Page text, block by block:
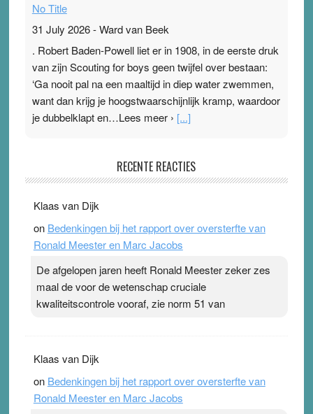
No Title
31 July 2026-Ward van Beek
. Robert Baden-Powell liet er in 1908, in de eerste druk
van zijn Scouting for boys geen twijfel over bestaan:
‘Ga nooit pal na een maaltijd in diep water zwemmen,
want dan krijg je hoogstwaarschijnlijk kramp, waardoor
je dubbelklapt en…Lees meer › [...]
Ward van Beek
topsporters. Ze hopen ermee hun hartslag te verlagen
terwijl ze meer zuurstof opnemen. Daarop heeft zo’n
pleister geen effect. Maar het gevoel ‘makkelijker te
Pleisterplakkers in de topspsort › [...]
RECENTE REACTIES
Klaas van Dijk
on Bedenkingen bij het rapport over oversterfte van
Ronald Meester en Marc Jacobs
De afgelopen jaren heeft Ronald Meester zeker zes
maal de voor de wetenschap cruciale
kwaliteitscontrole vooraf, zie norm 51 van
Klaas van Dijk
on Bedenkingen bij het rapport over oversterfte van
Ronald Meester en Marc Jacobs